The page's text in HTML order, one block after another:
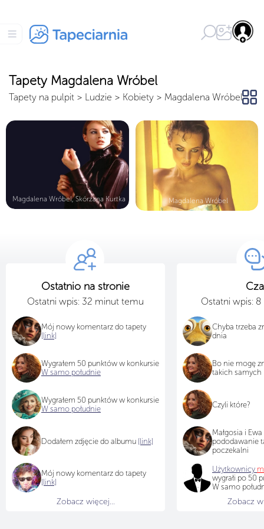
Tapety Magdalena Wróbel
Tapety na pulpit > Ludzie > Kobiety > Magdalena Wróbel
Magdalena Wróbel, Skórzana Kurtka Magdalena Wróbel
Ostatnio na stronie
Ostatni wpis: 32 minut temu
Mój nowy komentarz do tapety
[link]
Wygrałem 50 punktów w konkursie
W samo południe
Wygrałem 50 punktów w konkursie
W samo południe
Dodałem zdjęcie do albumu [link]
Mój nowy komentarz do tapety
[link]
Zobacz więcej...
Ostatni wpis:
Chyba trzeba
dnia
Bo nie mogę
takich samych
Czyli które?
Małgosia i
pododawanie
poczekalni
Użytkownicy
wygrałi po 50
W samo
Zobacz